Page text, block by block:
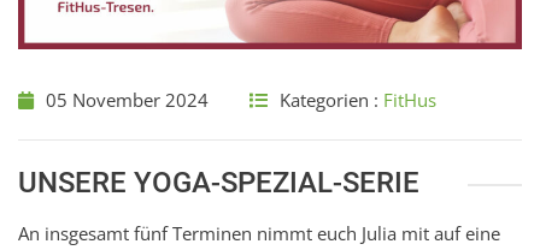
05 November 2024 Kategorien : FitHus
UNSERE YOGA-SPEZIAL-SERIE
An insgesamt fünf Terminen nimmt euch Julia mit auf eine